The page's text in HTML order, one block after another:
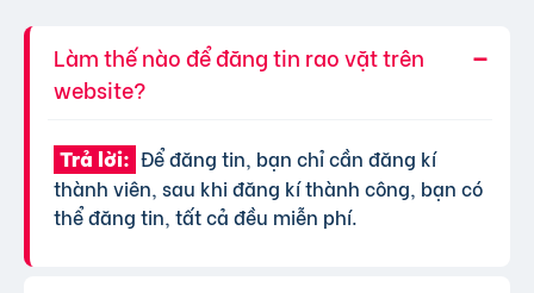
Làm thế nào để đăng tin rao vặt trên
website?
Trả lời: Để đăng tin, bạn chỉ cần đăng kí
thành viên, sau khi đăng kí thành công, bạn có
thể đăng tin, tất cả đều miễn phí.